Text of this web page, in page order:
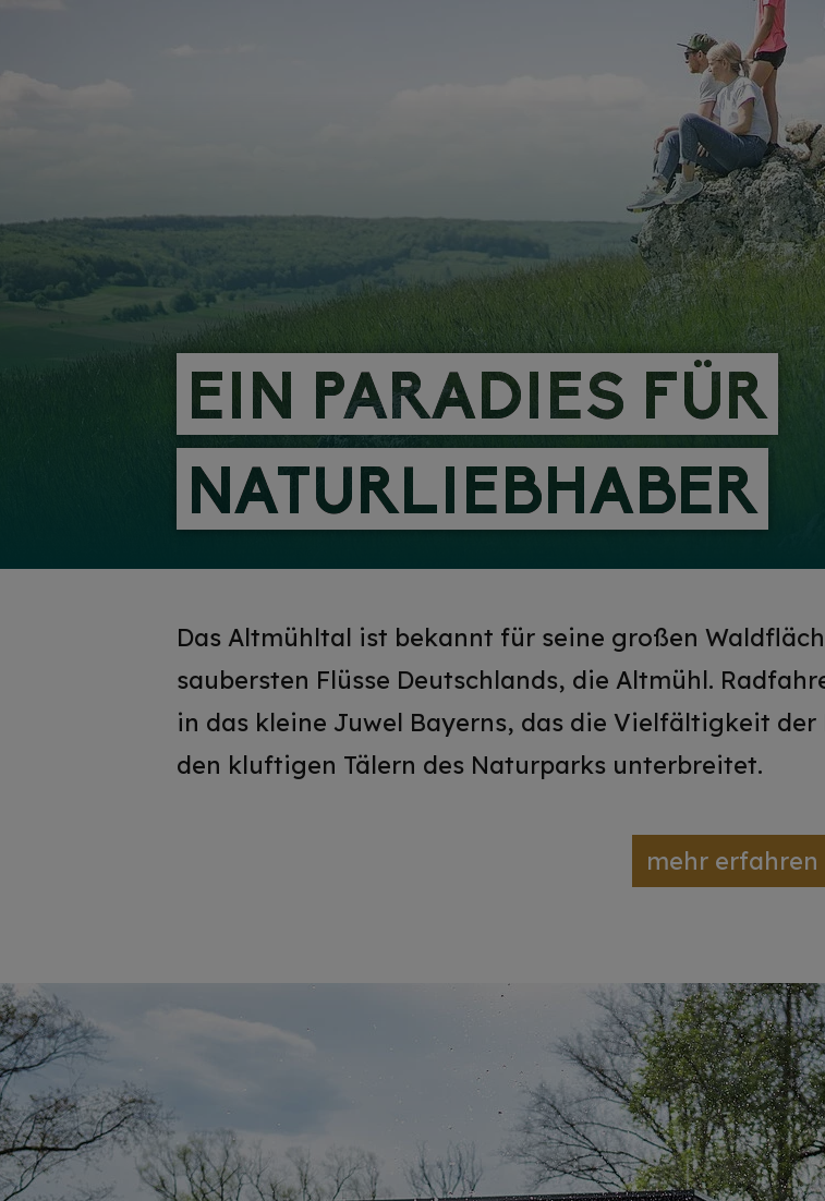
EIN PARADIES FÜR
NATURLIEBHABER
EIN PARADIES FÜR
NATURLIEBHABER
Das Altmühltal ist bekannt für seine großen
saubersten Flüsse Deutschlands, die Altmühl.
in das kleine Juwel Bayerns, das die Vielfältigkeit
den kluftigen Tälern des Naturparks unterbreitet.
mehr erfahren